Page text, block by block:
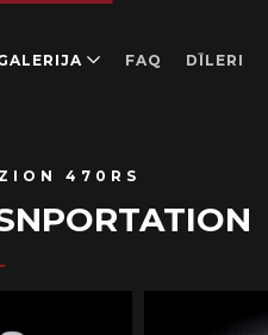
FAQ DĪLERI
470RS